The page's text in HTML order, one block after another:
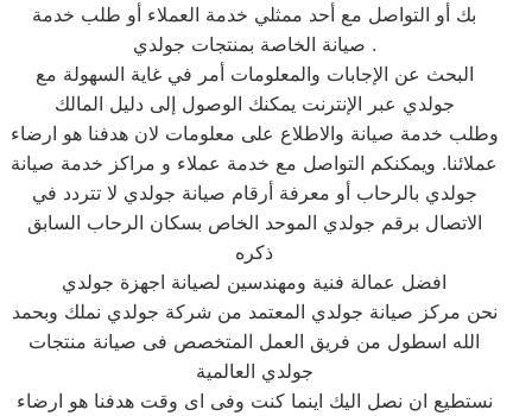
بك أو التواصل مع أحد ممثلي خدمة العملاء أو طلب خدمة
صيانة الخاصة بمنتجات جولدي .
البحث عن الإجابات والمعلومات أمر في غاية السهولة مع
جولدي عبر الإنترنت يمكنك الوصول إلى دليل المالك
وطلب خدمة صيانة والاطلاع على معلومات لان هدفنا هو ارضاء
عملائنا. ويمكنكم التواصل مع خدمة عملاء و مراكز خدمة صيانة
جولدي بالرحاب أو معرفة أرقام صيانة جولدي لا تتردد في
الاتصال برقم جولدي الموحد الخاص بسكان الرحاب السابق
ذكره
افضل عمالة فنية ومهندسين لصيانة اجهزة جولدي
نحن مركز صيانة جولدي المعتمد من شركة جولدي نملك وبحمد
الله اسطول من فريق العمل المتخصص فى صيانة منتجات
جولدي العالمية
نستطيع ان نصل اليك اينما كنت وفى اى وقت هدفنا هو ارضاء